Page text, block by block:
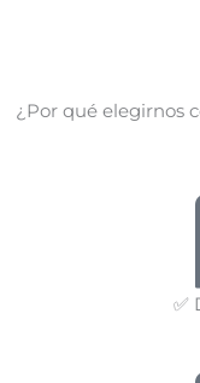
¿Por qué elegirnos
✅